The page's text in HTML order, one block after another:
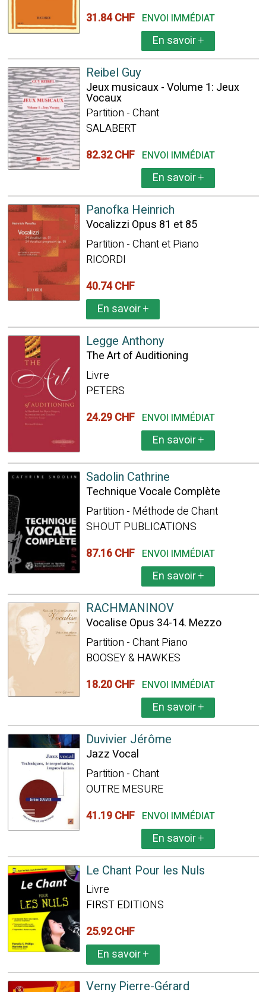
31.84 CHF ENVOI IMMÉDIAT
En savoir+
Reibel Guy
Jeux musicaux - Volume 1: Jeux
Vocaux
Partition - Chant
SALABERT
82.32 CHF ENVOI IMMÉDIAT
En savoir+
Panofka Heinrich
Vocalizzi Opus 81 et 85
Partition - Chant et Piano
RICORDI
40.74 CHF
En savoir+
Legge Anthony
The Art of Auditioning
Livre
PETERS
24.29 CHF ENVOI IMMÉDIAT
En savoir+
Sadolin Cathrine
Technique Vocale Complète
Partition - Méthode de Chant
SHOUT PUBLICATIONS
87.16 CHF ENVOI IMMÉDIAT
En savoir+
RACHMANINOV
Vocalise Opus 34-14. Mezzo
Partition - Chant Piano
BOOSEY & HAWKES
18.20 CHF ENVOI IMMÉDIAT
En savoir+
Duvivier Jérôme
Jazz Vocal
Partition - Chant
OUTRE MESURE
41.19 CHF ENVOI IMMÉDIAT
En savoir+
Le Chant Pour les Nuls
Livre
FIRST EDITIONS
25.92 CHF
En savoir+
Verny Pierre-Gérard